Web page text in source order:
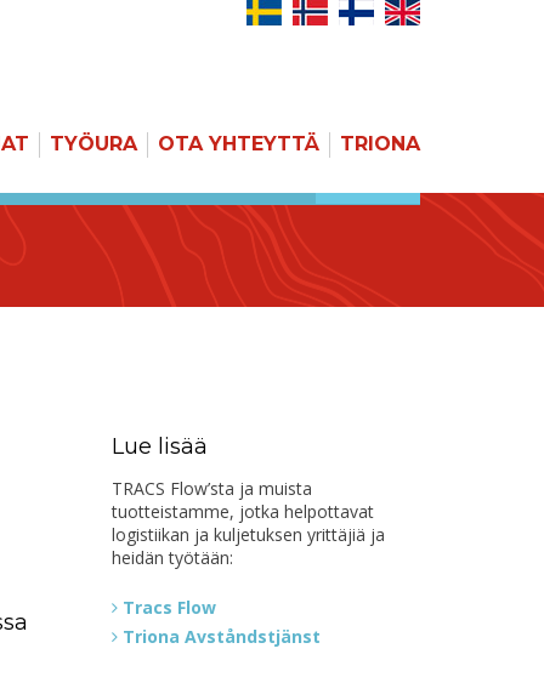
TYÖURA OTA YHTEYTTÄ TRIONA
Lue lisää
TRACS Flow’sta ja muista
tuotteistamme, jotka helpottavat
logistiikan ja kuljetuksen yrittäjiä ja
heidän työtään:
Tracs Flow
Triona Avståndstjänst